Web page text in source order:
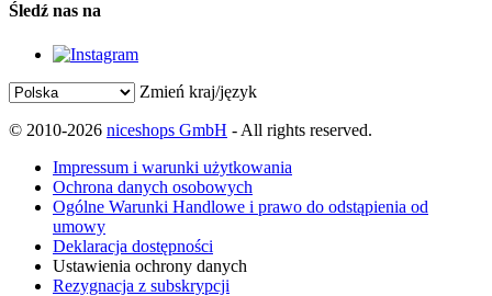
Śledź nas na
Zmień kraj/język
© 2010-2026 niceshops GmbH - All rights reserved.
Impressum i warunki użytkowania
Ochrona danych osobowych
Ogólne Warunki Handlowe i prawo do odstąpienia od
umowy
Deklaracja dostępności
Ustawienia ochrony danych
Rezygnacja z subskrypcji